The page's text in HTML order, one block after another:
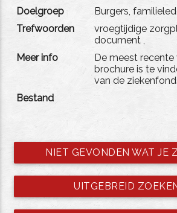
Doelgroep
Burgers,
Trefwoorden
vroegtijdige
document,
Meer info
De meest recente
brochure is te
van de
Bestand
NIET GEVONDEN WAT JE
UITGEBREID